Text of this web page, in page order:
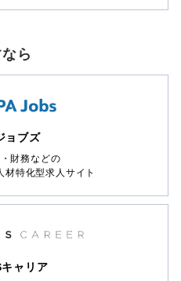
ら
ョブズ
財務などの
材特化型求人サイト
ャリア